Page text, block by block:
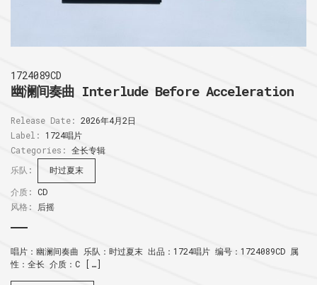
1724089CD
幽澜间奏曲 Interlude Before Acceleration
Release Date: 2026年4月2日
Label:
1724唱片
Categories: 全长专辑
乐队:
时过夏末
介质: CD
风格:
后摇
唱片：幽澜间奏曲 乐队：时过夏末 出品：1724唱片 编号：1724089CD 属
性：全长 介质：C […]